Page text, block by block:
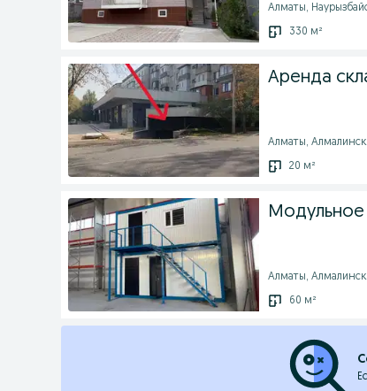
Алматы,
330 м²
Аренда
Алматы,
20 м²
Модульное
Алматы,
60 м²